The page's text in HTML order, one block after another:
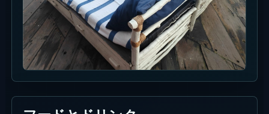
一皿が一番使いやすいです。写真にも残りやすく、
ミニマム消化にも向きます。